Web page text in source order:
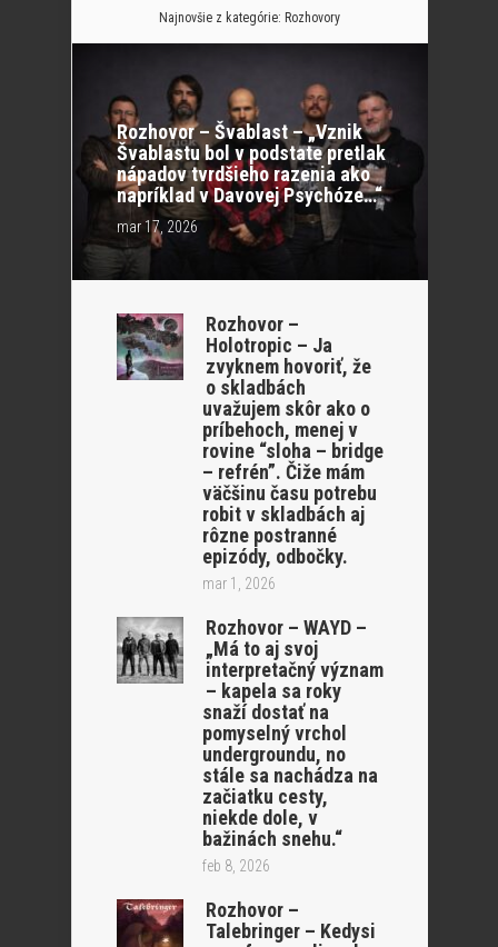
Najnovšie z kategórie: Rozhovory
Rozhovor – Švablast – „Vznik
Švablastu bol v podstate pretlak
nápadov tvrdšieho razenia ako
napríklad v Davovej Psychóze…“
mar 17, 2026
Rozhovor –
Holotropic – Ja
zvyknem hovoriť, že
o skladbách
uvažujem skôr ako o
príbehoch, menej v
rovine “sloha – bridge
– refrén”. Čiže mám
väčšinu času potrebu
robit v skladbách aj
rôzne postranné
epizódy, odbočky.
mar 1, 2026
Rozhovor – WAYD –
„Má to aj svoj
interpretačný význam
– kapela sa roky
snaží dostať na
pomyselný vrchol
undergroundu, no
stále sa nachádza na
začiatku cesty,
niekde dole, v
bažinách snehu.“
feb 8, 2026
Rozhovor –
Talebringer – Kedysi